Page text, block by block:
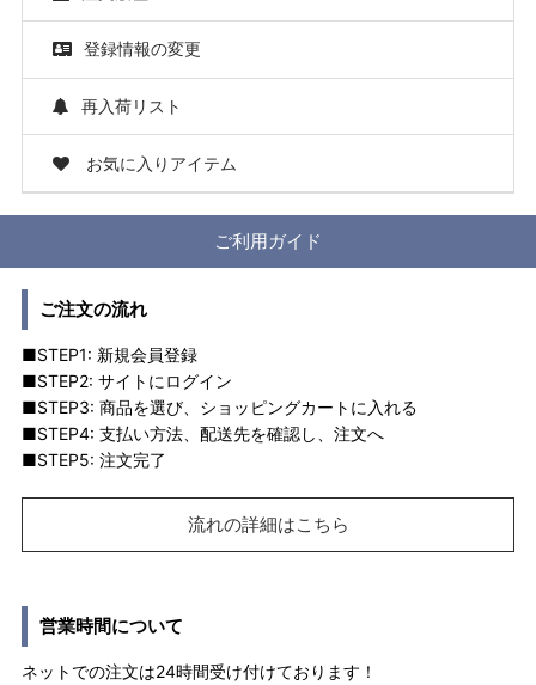
登録情報の変更
再入荷リスト
お気に入りアイテム
ご利用ガイド
ご注文の流れ
■STEP1: 新規会員登録
■STEP2: サイトにログイン
■STEP3: 商品を選び、ショッピングカートに入れる
■STEP4: 支払い方法、配送先を確認し、注文へ
■STEP5: 注文完了
流れの詳細はこちら
営業時間について
ネットでの注文は24時間受け付けております！